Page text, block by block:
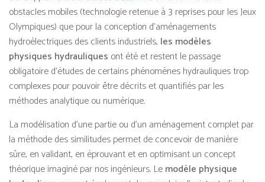
obstacles mobiles (technologie retenue à 3 reprises pour les Jeux
Olympiques) que pour la conception d’aménagements
hydroélectriques des clients industriels, les modèles
physiques hydrauliques ont été et restent le passage
obligatoire d’études de certains phénomènes hydrauliques trop
complexes pour pouvoir être décrits et quantifiés par les
méthodes analytique ou numérique.
La modélisation d’une partie ou d’un aménagement complet par
la méthode des similitudes permet de concevoir de manière
sûre, en validant, en éprouvant et en optimisant un concept
théorique imaginé par nos ingénieurs. Lemodèle physique